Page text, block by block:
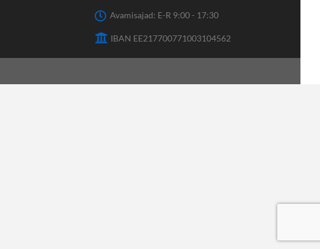
Avamisajad: E-R 9:00 - 17:30
IBAN EE217700771003104562